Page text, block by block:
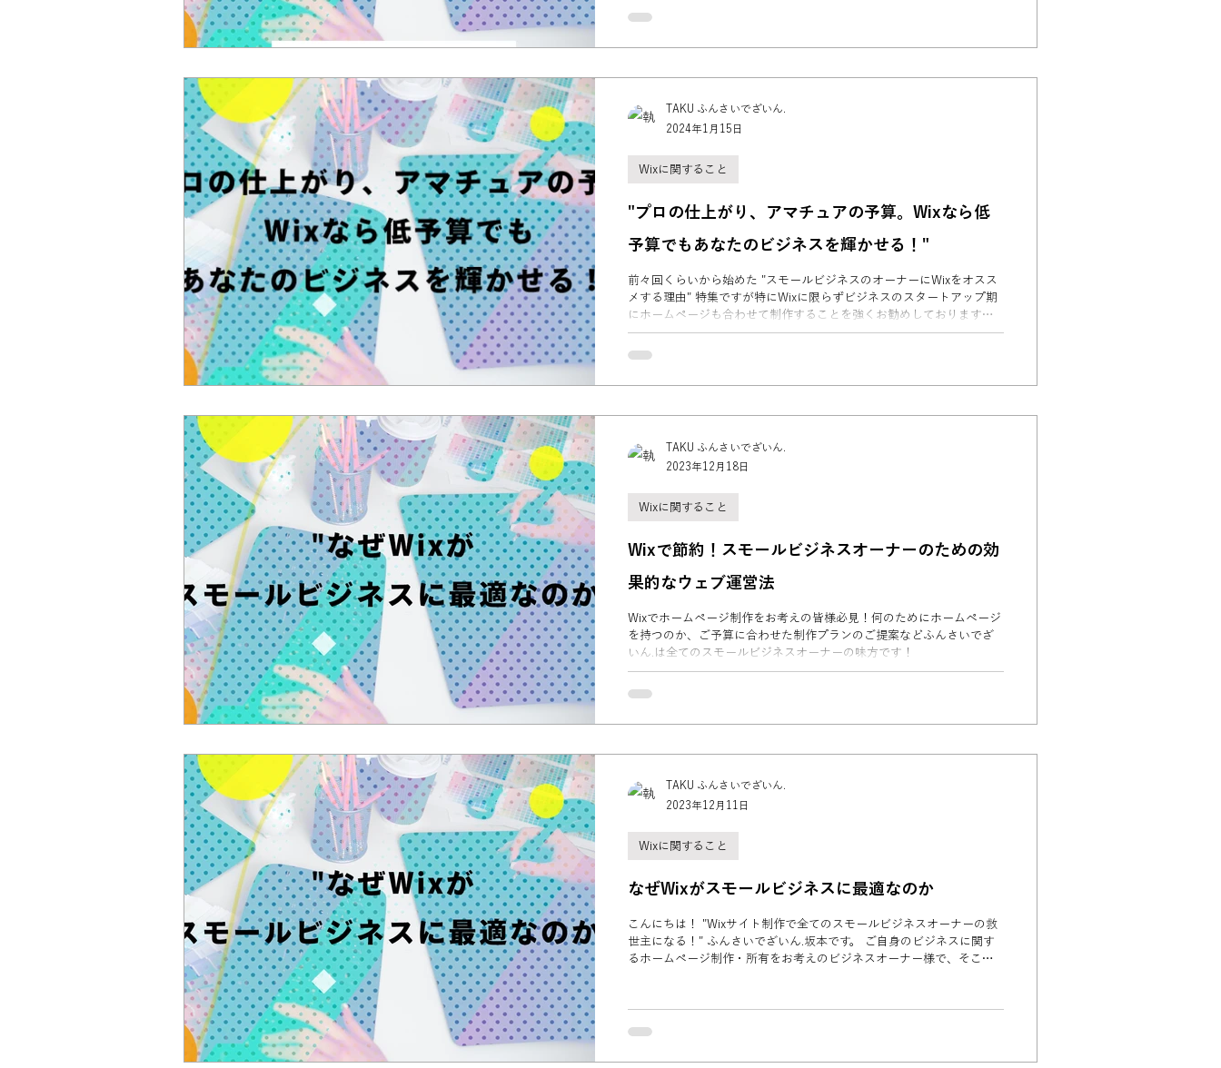
"プロの仕上がり、アマチュアの予算。Wixなら低
予算でもあなたのビジネスを輝かせる！"
前々回くらいから始めた "スモールビジネスのオーナーにWixをオスス
メする理由" 特集ですが特にWixに限らずビジネスのスタートアップ期
にホームページも合わせて制作することを強くお勧めしております！
今回はWixのホームページ制作を低予算で解決する方法をまとめてみま
した。
Wixに関すること
TAKU ふんさいでざいん.
2024年1月15日
Wixで節約！スモールビジネスオーナーのための効
果的なウェブ運営法
Wixでホームページ制作をお考えの皆様必見！何のためにホームページ
を持つのか、ご予算に合わせた制作プランのご提案などふんさいでざ
いん.は全てのスモールビジネスオーナーの味方です！
Wixに関すること
TAKU ふんさいでざいん.
2023年12月18日
なぜWixがスモールビジネスに最適なのか
こんにちは！ "Wixサイト制作で全てのスモールビジネスオーナーの救
世主になる！" ふんさいでざいん.坂本です。 ご自身のビジネスに関す
るホームページ制作・所有をお考えのビジネスオーナー様で、そこま
Wixに関すること
TAKU ふんさいでざいん.
2023年12月11日